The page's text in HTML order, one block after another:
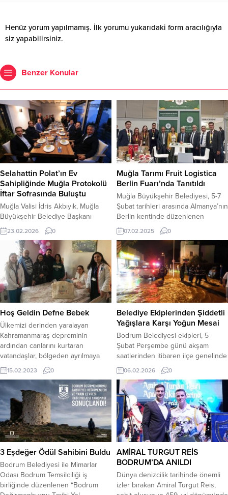
Henüz yorum yapılmamış. İlk yorumu yukarıdaki form aracılığıyla
siz yapabilirsiniz.
Benzer Konular
Selahattin Polat’ın Ev
Sahipliğinde Muğla Protokolü
İftar Sofrasında Buluştu
Muğla Valisi İdris Akbıyık, Muğla
Büyükşehir Belediye Başkanı
Ahmet Aras, Bodrum Kaymakamı Ali
Sırmalı, Bodrum Belediye Başkanı
Tamer Mandalinci ve Bodrum İlçe
Emniyet Müdürü Mehmet
Dağrandeli, düzenlenen iftar
programında bir araya geldi. İftar
programı, Acropol Bodrum Yönetim
Kurulu Başkanı ve aynı zamanda
Bodrum FK Asbaşkanı Selahattin
Polat’ın ev sahipliğinde, Acropol...
23.02.2026 0
Muğla Tarımı Fruit Logistica
Berlin Fuarı’nda Tanıtıldı
Muğla Büyükşehir Belediyesi, 5-7
Şubat tarihleri arasında Almanya’nın
Berlin kentinde düzenlenen
dünyanın en prestijli tarım
fuarlarından Fruit Logistica 2025’e
katıldı. Fruit Logistica 2025
Fuarı’nda, Muğla’nın yerel
üreticilerine ait tarımsal ürünler
sergilendi. Muğla Büyükşehir
Belediyesi ile Muğla Ticaret ve
Sanayi Odası iş birliğiyle hazırlanan
stantta portakal, greyfurt, domates,
nar gibi taze...
07.02.2025 0
Hoş Geldin Defne Bebek
Ülkemizi derinden yaralayan
Kahramanmaraş depreminin
ardından canlarını kurtaran
vatandaşlar, bölgeden ayrılmaya
devam ediyor. Hatay’da yaşarken
Bodrum’a gelen Özdemir ailesinin
Defne adını verdikleri bebekleri
oldu. 6 Şubat günü
Kahramanmaraş’ın Pazarcık ve
Elbistan merkezli depremlere
Hatay’daki evlerinde yakalanan
Özdemir ailesinin evleri ağır hasar
aldı. Doğuma kısa bir süre kala
depreme yakalanan Özdemir...
15.02.2023 0
Belediye Ekiplerinden Şiddetli
Yağışlara Karşı Yoğun Mesai
Bodrum Belediyesi ekipleri, 5
Şubat Perşembe günü akşam
saatlerinden itibaren ilçe genelinde
etkisini artıran şiddetli yağışların
neden olduğu afet durumuna karşı
tüm imkânlarıyla sahadaydı. Gece
saatlerinden itibaren sabah 09.00’a
kadar Bodrum’da metrekareye
63,43 mm, Turgutreis’te ise 53 mm
yağış düştü. Belediye Başkanı
Tamer Mandalinci’nin
koordinasyonunda; Afet İşleri ve
Risk Yönetimi,...
06.02.2026 0
3 Eşdeğer Ödül Sahibini Buldu
Bodrum Belediyesi ile Mimarlar
Odası Bodrum Temsilciliği iş
birliğinde düzenlenen “Bodrum
AMİRAL TURGUT REİS
BODRUM’DA ANILDI
Dünya denizcilik tarihinde önemli
izler bırakan Amiral Turgut Reis,